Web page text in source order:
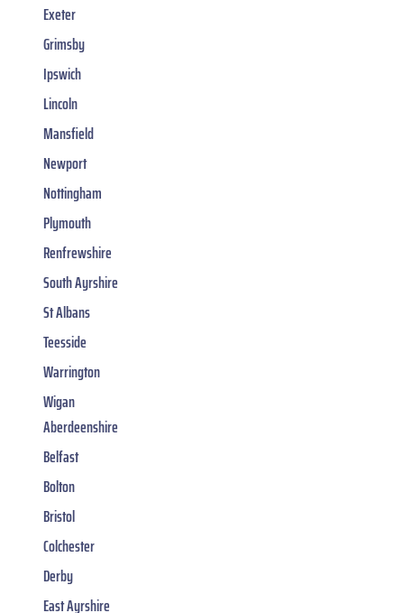
Exeter
Grimsby
Ipswich
Lincoln
Mansfield
Newport
Nottingham
Plymouth
Renfrewshire
South Ayrshire
St Albans
Teesside
Warrington
Wigan
Aberdeenshire
Belfast
Bolton
Bristol
Colchester
Derby
East Ayrshire